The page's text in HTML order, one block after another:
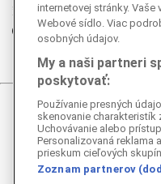
Twitter
Telegram
© 2026
Všetky práva
správ a
predchádzajúceho
internetovej stránky. Vaše
Webové sídlo. Viac
osobných údajov.
My a naši partneri
poskytovať:
Používanie presných
skenovanie charakteristík
Uchovávanie alebo
Personalizovaná reklama
prieskum cieľových
Zoznam partnerov